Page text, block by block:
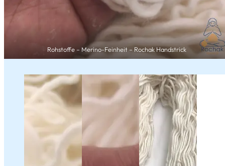
Rohstoffe – Merino-Feinheit – Rochak Handstrick